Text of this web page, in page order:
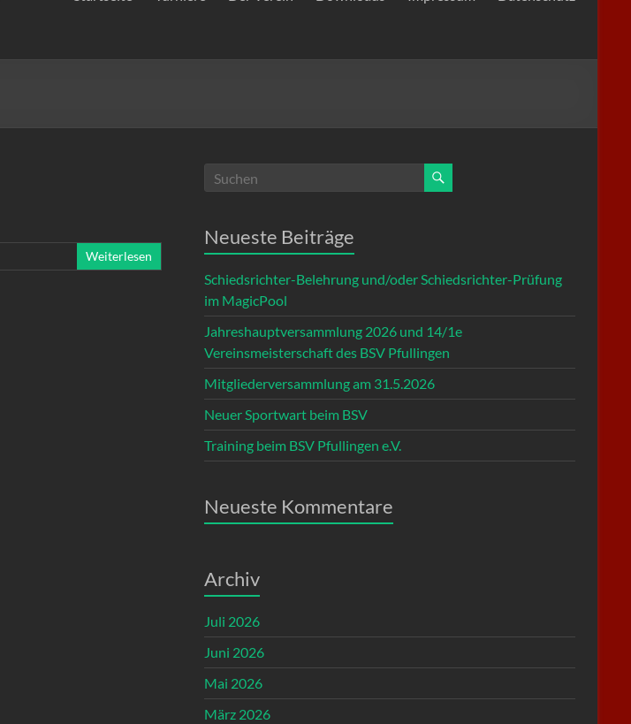
Weiterlesen
Neueste Beiträge
Schiedsrichter-Belehrung und/oder Schiedsrichter-Prüfung
im MagicPool
Jahreshauptversammlung 2026 und 14/1e
Vereinsmeisterschaft des BSV Pfullingen
Mitgliederversammlung am 31.5.2026
Neuer Sportwart beim BSV
Training beim BSV Pfullingen e.V.
Neueste Kommentare
Archiv
Juli 2026
Juni 2026
Mai 2026
März 2026